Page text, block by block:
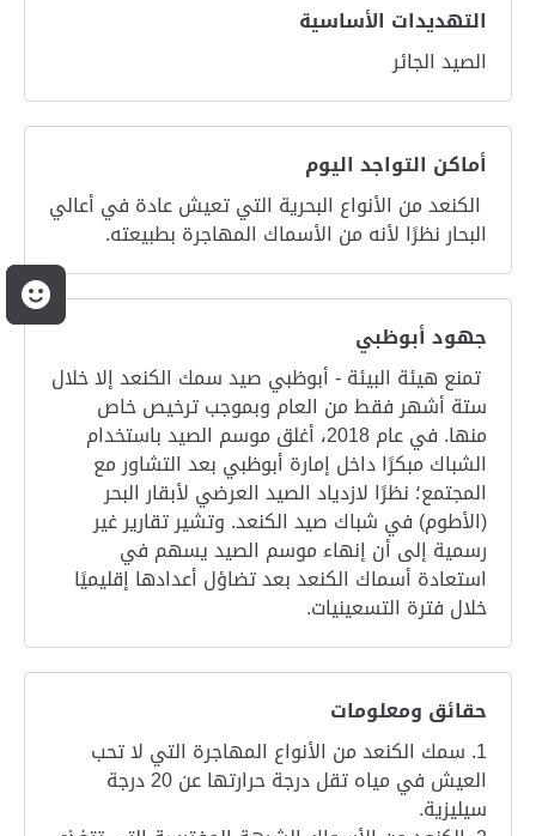
التهديدات الأساسية
الصيد الجائر
أماكن التواجد اليوم
الكنعد من الأنواع البحرية التي تعيش عادة في أعالي
البحار نظرًا لأنه من الأسماك المهاجرة بطبيعته.
جهود أبوظبي
تمنع هيئة البيئة - أبوظبي صيد سمك الكنعد إلا خلال
ستة أشهر فقط من العام وبموجب ترخيص خاص
منها. في عام 2018، أغلق موسم الصيد باستخدام
الشباك مبكرًا داخل إمارة أبوظبي بعد التشاور مع
المجتمع؛ نظرًا لازدياد الصيد العرضي لأبقار البحر
(الأطوم) في شباك صيد الكنعد. وتشير تقارير غير
رسمية إلى أن إنهاء موسم الصيد يسهم في
استعادة أسماك الكنعد بعد تضاؤل أعدادها إقليميًا
خلال فترة التسعينيات.
حقائق ومعلومات
1. سمك الكنعد من الأنواع المهاجرة التي لا تحب
العيش في مياه تقل درجة حرارتها عن 20 درجة
سيليزية.